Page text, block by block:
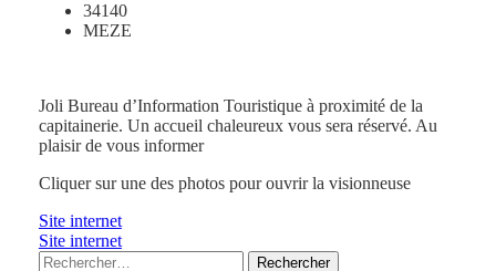
34140
MEZE
Joli Bureau d’Information Touristique à proximité de la
capitainerie. Un accueil chaleureux vous sera réservé. Au
plaisir de vous informer
Cliquer sur une des photos pour ouvrir la visionneuse
Site internet
Site internet
Rechercher :